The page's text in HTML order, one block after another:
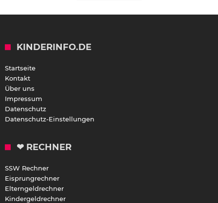
KINDERINFO.DE
Startseite
Kontakt
Über uns
Impressum
Datenschutz
Datenschutz-Einstellungen
❤ RECHNER
SSW Rechner
Eisprungrechner
Elterngeldrechner
Kindergeldrechner